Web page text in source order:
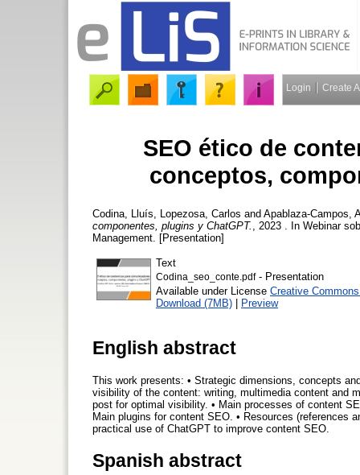
Login Create
SEO ético de
conceptos,
Codina, Lluís Lopezosa, Carlos and Apablaza-Campos,
componentes, plugins y ChatGPT.
, 2023 . In Webinar
Management. [Presentation]
Text
Codina_seo_conte.pdf- Presentation
Available under License Creative
Download (7MB) | Preview
English abstract
This work presents: • Strategic dimensions, concepts
visibility of the content: writing, multimedia content and
post for optimal visibility. • Main processes of content
Main plugins for content SEO. • Resources (references
practical use of ChatGPT to improve content SEO.
Spanish abstract